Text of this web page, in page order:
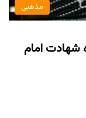
مذهبی
شهادت امام